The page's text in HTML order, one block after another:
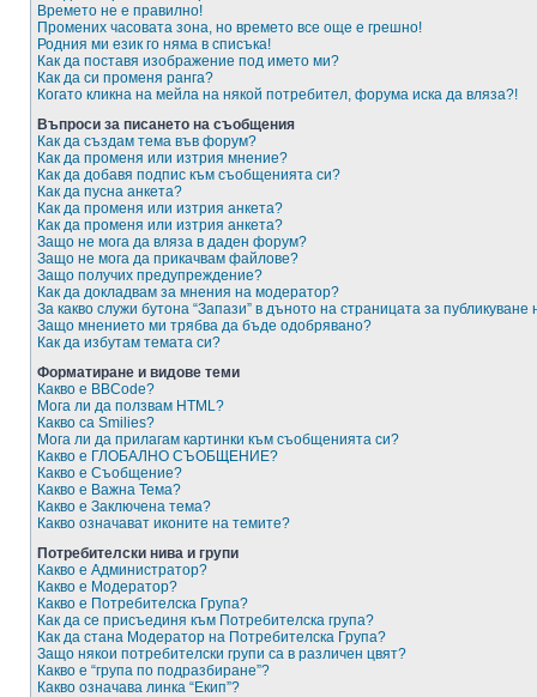
Времето не е правилно!
Промених часовата зона, но времето все още е грешно!
Родния ми език го няма в списъка!
Как да поставя изображение под името ми?
Как да си променя ранга?
Когато кликна на мейла на някой потребител, форума иска да вляза?!
Въпроси за писането на съобщения
Как да създам тема във форум?
Как да променя или изтрия мнение?
Как да добавя подпис към съобщенията си?
Как да пусна анкета?
Как да променя или изтрия анкета?
Как да променя или изтрия анкета?
Защо не мога да вляза в даден форум?
Защо не мога да прикачвам файлове?
Защо получих предупреждение?
Как да докладвам за мнения на модератор?
За какво служи бутона “Запази” в дъното на страницата за
Защо мнението ми трябва да бъде одобрявано?
Как да избутам темата си?
Форматиране и видове теми
Какво е BBCode?
Мога ли да ползвам HTML?
Какво са Smilies?
Мога ли да прилагам картинки към съобщенията си?
Какво е ГЛОБАЛНО СЪОБЩЕНИЕ?
Какво е Съобщение?
Какво е Важна Тема?
Какво е Заключена тема?
Какво означават иконите на темите?
Потребителски нива и групи
Какво е Администратор?
Какво е Модератор?
Какво е Потребителска Група?
Как да се присъединя към Потребителска група?
Как да стана Модератор на Потребителска Група?
Защо някои потребителски групи са в различен цвят?
Какво е “група по подразбиране”?
Какво означава линка “Екип”?